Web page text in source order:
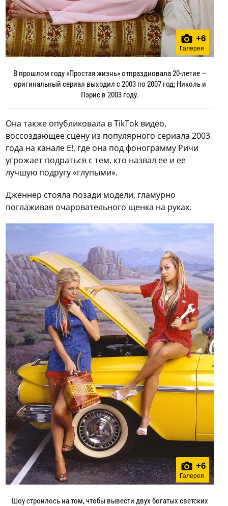
+6
Галерея
В прошлом году «Простая жизнь» отпраздновала 20-летие —
оригинальный сериал выходил с 2003 по 2007 год; Николь и
Пэрис в 2003 году.
Она также опубликовала в TikTok видео,
воссоздающее сцену из популярного сериала 2003
года на канале E!, где она под фонограмму Ричи
угрожает подраться с тем, кто назвал ее и ее
лучшую подругу «глупыми».
Дженнер стояла позади модели, гламурно
поглаживая очаровательного щенка на руках.
+6
Галерея
Шоу строилось на том, чтобы вывести двух богатых светских